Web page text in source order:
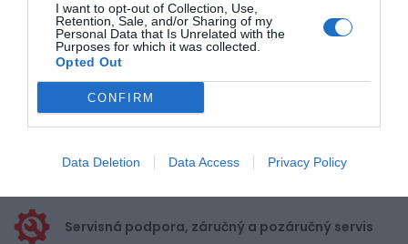
I want to opt-out of Collection, Use,
Retention, Sale, and/or Sharing of my
Personal Data that Is Unrelated with the
Purposes for which it was collected.
Opted Out
CONFIRM
Data Deletion Data Access Privacy Policy
Doprava zadarmo pri
nákupe nad 100,00 €
Bezpečná platba
kartou, platobná brána
Nakupujete od distribútora
Servisná podpora, záručný a pozáručný servis